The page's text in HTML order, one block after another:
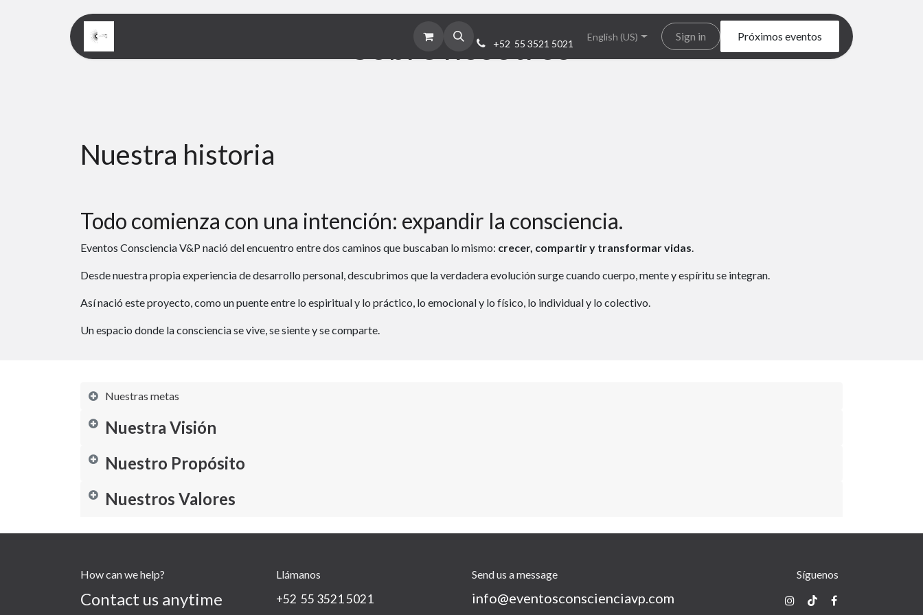
Nosotros
+52 55 3521 5021
English (US) Sign in Próximos eventos
Sobre nosotros
Nuestra historia
Todo comienza con una intención: expandir la consciencia.
Eventos Consciencia V&P nació del encuentro entre dos caminos que buscaban lo mismo: crecer, compartir y transformar vidas.
Desde nuestra propia experiencia de desarrollo personal, descubrimos que la verdadera evolución surge cuando cuerpo, mente y espíritu se integran.
Así nació este proyecto, como un puente entre lo espiritual y lo práctico, lo emocional y lo físico, lo individual y lo colectivo.
Un espacio donde la consciencia se vive, se siente y se comparte.
Nuestras metas
Nuestra Visión
Nuestro Propósito
Nuestros Valores
How can we help?
Contact us anytime
Llámanos
+52 55 3521 5021
Send us a message
info@eventosconscienciavp.com
Síguenos